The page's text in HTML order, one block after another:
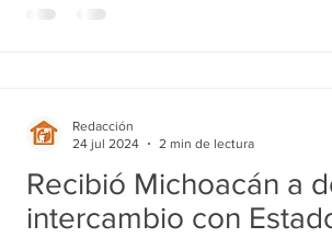
Recibió Michoacán a
intercambio con
Redacción
24 jul 2024
2 min de lectura